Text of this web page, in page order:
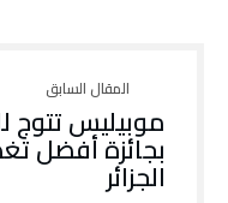
موبيليس تتوج
بجائزة أفضل
الجزائر